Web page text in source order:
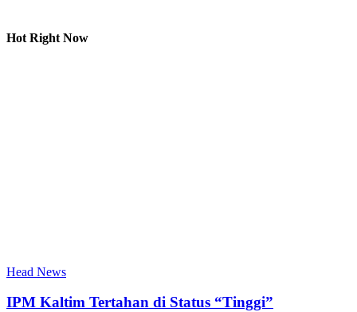
Hot Right Now
Head News
IPM Kaltim Tertahan di Status “Tinggi”